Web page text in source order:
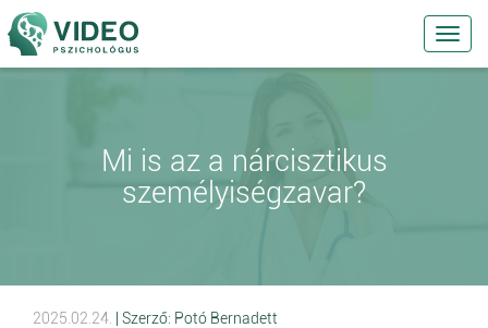
Mi is az a nárcisztikus
személyiségzavar?
2025.02.24. | Szerző: Potó Bernadett